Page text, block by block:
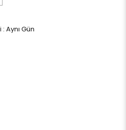
: Aynı Gün